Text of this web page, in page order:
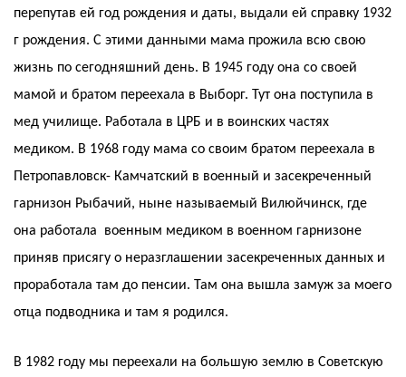
перепутав ей год рождения и даты, выдали ей справку 1932
г рождения. С этими данными мама прожила всю свою
жизнь по сегодняшний день. В 1945 году она со своей
мамой и братом переехала в Выборг. Тут она поступила в
мед училище. Работала в ЦРБ и в воинских частях
медиком. В 1968 году мама со своим братом переехала в
Петропавловск- Камчатский в военный и засекреченный
гарнизон Рыбачий, ныне называемый Вилюйчинск, где
она работала военным медиком в военном гарнизоне
приняв присягу о неразглашении засекреченных данных и
проработала там до пенсии. Там она вышла замуж за моего
отца подводника и там я родился.
В 1982 году мы переехали на большую землю в Советскую